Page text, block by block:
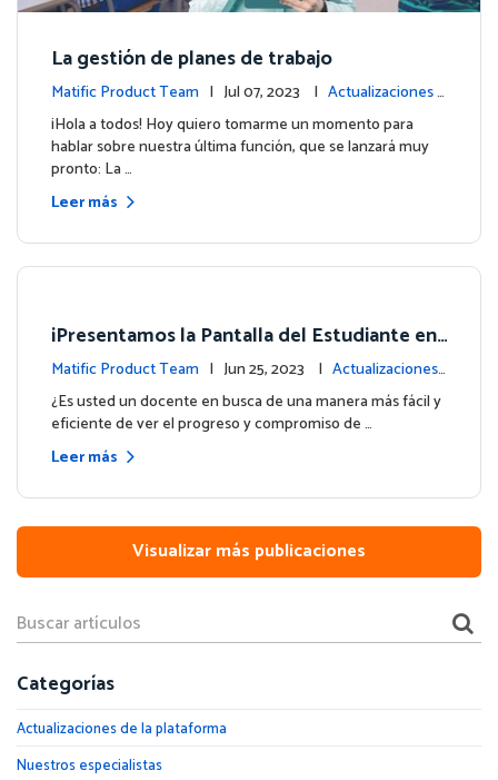
La gestión de planes de trabajo
Matific Product Team | Jul 07, 2023 | Actualizaciones d
e la plataforma
¡Hola a todos! Hoy quiero tomarme un momento para
hablar sobre nuestra última función, que se lanzará muy
pronto: La …
Leer más
¡Presentamos la Pantalla del Estudiante en
su Panel de Control!
Matific Product Team | Jun 25, 2023 | Actualizaciones
de la plataforma
¿Es usted un docente en busca de una manera más fácil y
eficiente de ver el progreso y compromiso de …
Leer más
Visualizar más publicaciones
Categorías
Actualizaciones de la plataforma
Nuestros especialistas